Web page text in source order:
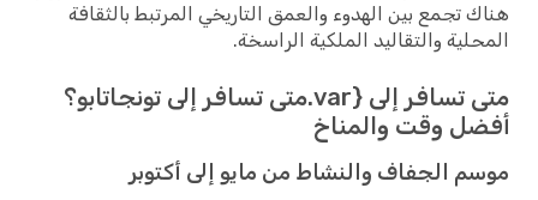
تجمع بين الهدوء والعمق التاريخي المرتبط بالثقافة
والتقاليد الملكية الراسخة.
متى تسافر إلى {var.متى تسافر إلى تونجاتابو؟
وقت والمناخ
الجفاف والنشاط من مايو إلى أكتوبر